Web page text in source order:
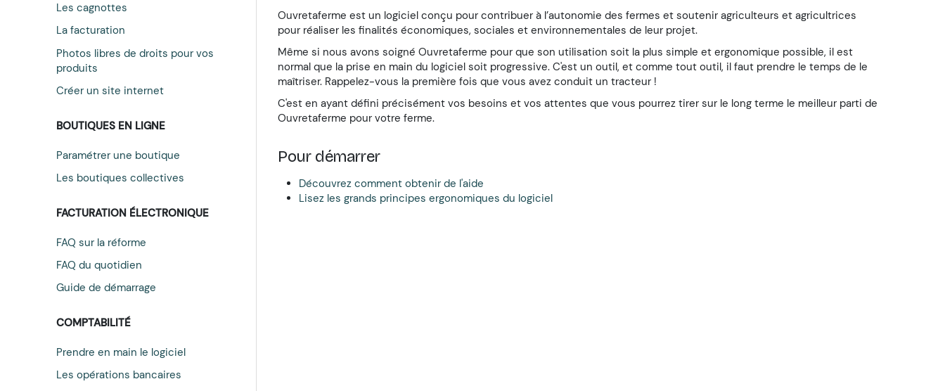
Les cagnottes
La facturation
Photos libres de droits pour vos
produits
Créer un site internet
BOUTIQUES EN LIGNE
Paramétrer une boutique
Les boutiques collectives
FACTURATION ÉLECTRONIQUE
FAQ sur la réforme
FAQ du quotidien
Guide de démarrage
COMPTABILITÉ
Prendre en main le logiciel
Les opérations bancaires
Ouvretaferme est un logiciel conçu pour contribuer à l’autonomie des fermes et soutenir agriculteurs et agricultrices
pour réaliser les finalités économiques, sociales et environnementales de leur projet.
Même si nous avons soigné Ouvretaferme pour que son utilisation soit la plus simple et ergonomique possible, il est
normal que la prise en main du logiciel soit progressive. C'est un outil, et comme tout outil, il faut prendre le temps de le
maîtriser. Rappelez-vous la première fois que vous avez conduit un tracteur !
C'est en ayant défini précisément vos besoins et vos attentes que vous pourrez tirer sur le long terme le meilleur parti de
Ouvretaferme pour votre ferme.
Pour démarrer
Découvrez comment obtenir de l'aide
Lisez les grands principes ergonomiques du logiciel